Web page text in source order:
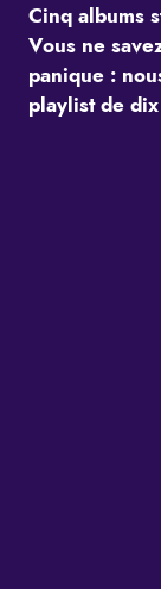
Cinq albums
Vous ne
panique :
playlist de